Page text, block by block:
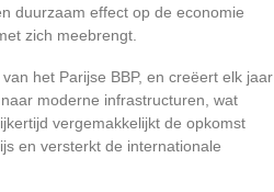
duurzaam effect op de economie
zich meebrengt.
het Parijse BBP, en creëert elk jaar
moderne infrastructuren, wat
vergemakkelijkt de opkomst
en versterkt de internationale